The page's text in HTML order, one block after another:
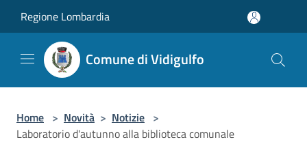
Regione Lombardia
Comune di Vidigulfo
Home > Novità > Notizie >
Laboratorio d'autunno alla biblioteca comunale